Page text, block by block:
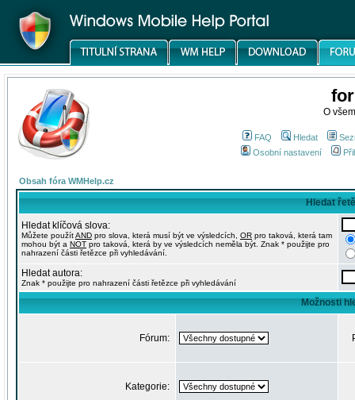
O
FAQ Hledat
Osobní nastavení
Obsah fóra WMHelp.cz
Hledat
Hledat klíčová slova:
Můžete použítAND pro slova, která musí být ve výsledcích, OR pro taková, která tam
mohou být a NOT pro taková, která by ve výsledcích neměla být. Znak * použijte pro
nahrazení části řetězce při vyhledávání.
Hledat autora:
Znak * použijte pro nahrazení části řetězce při vyhledávání
Možnosti
Fórum:
Kategorie: